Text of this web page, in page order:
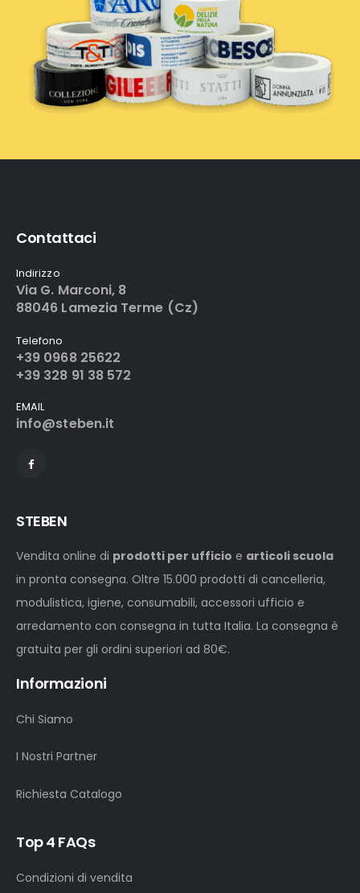
Contattaci
Indirizzo
Via G. Marconi, 8
88046 Lamezia Terme (Cz)
Telefono
+39 0968 25622
+39 328 91 38 572
EMAIL
info@steben.it
STEBEN
Vendita online di prodotti per ufficio e articoli scuola
in pronta consegna. Oltre 15.000 prodotti di cancelleria,
modulistica, igiene, consumabili, accessori ufficio e
arredamento con consegna in tutta Italia. La consegna è
gratuita per gli ordini superiori ad 80€.
Informazioni
Chi Siamo
I Nostri Partner
Richiesta Catalogo
Top 4 FAQs
Condizioni di vendita